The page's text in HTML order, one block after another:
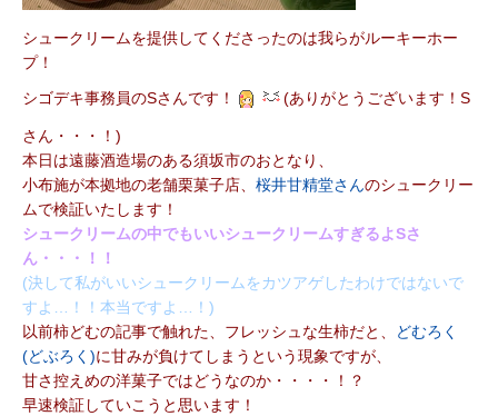
シュークリームを提供してくださったのは我らがルーキーホー
プ！
シゴデキ事務員のSさんです！
(ありがとうございます！S
さん・・・！)
本日は遠藤酒造場のある須坂市のおとなり、
小布施が本拠地の老舗栗菓子店、 桜井甘精堂さんのシュークリー
ムで検証いたします！
シュークリームの中でもいいシュークリームすぎるよSさ
ん・・・！！
(決して私がいいシュークリームをカツアゲしたわけではないで
すよ…！！本当ですよ…！)
以前柿どむの記事で触れた、フレッシュな生柿だと、
どむろく
(どぶろく)に甘みが負けてしまうという現象ですが、
甘さ控えめの洋菓子ではどうなのか・・・・！？
早速検証していこうと思います！